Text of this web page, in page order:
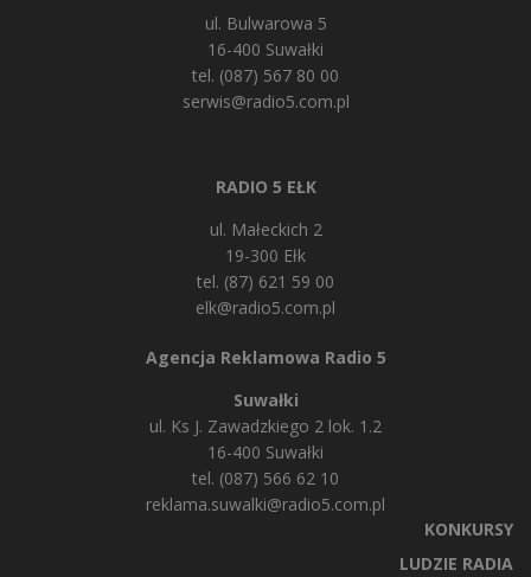
ul. Bulwarowa 5
16-400 Suwałki
tel. (087) 567 80 00
serwis@radio5.com.pl
RADIO 5 EŁK
ul. Małeckich 2
19-300 Ełk
tel. (87) 621 59 00
elk@radio5.com.pl
Agencja Reklamowa Radio 5
Suwałki
ul. Ks J. Zawadzkiego 2 lok. 1.2
16-400 Suwałki
tel. (087) 566 62 10
reklama.suwalki@radio5.com.pl
KONKURSY
LUDZIE RADIA